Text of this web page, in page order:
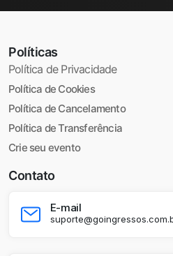
Políticas
Política de Privacidade
Política de Cookies
Política de Cancelamento
Política de Transferência
Crie seu evento
Contato
E-mail